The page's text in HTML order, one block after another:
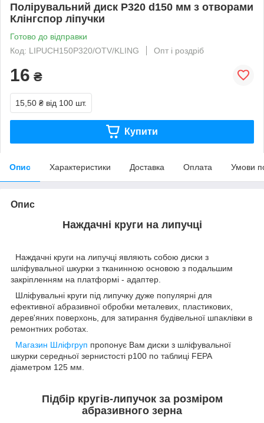
Полірувальний диск Р320 d150 мм з отворами
Клінгспор ліпучки
Готово до відправки
Код: LIPUCH150P320/OTV/KLING
Опт і роздріб
16 ₴
15,50 ₴ від 100 шт.
Купити
Опис Характеристики Доставка Оплата Умови
Опис
Наждачні круги на липучці
Наждачні круги на липучці являють собою диски з
шліфувальної шкурки з тканинною основою з подальшим
закріпленням на платформі - адаптер.
Шліфувальні круги під липучку дуже популярні для
ефективної абразивної обробки металевих, пластикових,
дерев'яних поверхонь, для затирання будівельної шпаклівки в
ремонтних роботах.
Магазин Шліфгруп пропонує Вам диски з шліфувальної
шкурки середньої зернистості р100 по таблиці FEPA
діаметром 125 мм.
Підбір кругів-липучок за розміром
абразивного зерна